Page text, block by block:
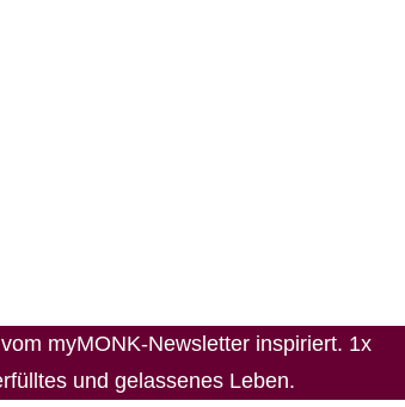
myMONK-Newsletter inspiriert. 1x
und gelassenes Leben.